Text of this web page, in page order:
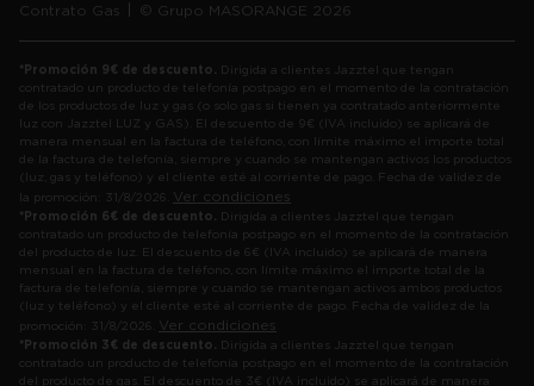
Contrato Gas
© Grupo MASORANGE 2026
*Promoción 9€ de descuento.
Dirigida a clientes Jazztel que tengan
contratado un producto de telefonía postpago en el momento de la contratación
de los productos de luz y gas (o solo gas si tienen ya contratado anteriormente
luz con Jazztel LUZ y GAS). El descuento de 9€ (IVA incluido) se aplicará de
manera mensual en la factura de teléfono, con límite máximo el importe total
de la factura de telefonía, siempre y cuando se mantengan activos los productos
(luz, gas y teléfono) y el cliente esté al corriente de pago. Fecha de validez de
la promoción: 31/8/2026. Ver condiciones
*Promoción 6€ de descuento.
Dirigida a clientes Jazztel que tengan
contratado un producto de telefonía postpago en el momento de la contratación
del producto de luz. El descuento de 6€ (IVA incluido) se aplicará de manera
mensual en la factura de teléfono, con límite máximo el importe total de la
factura de telefonía, siempre y cuando se mantengan activos ambos productos
(luz y teléfono) y el cliente esté al corriente de pago. Fecha de validez de la
promoción: 31/8/2026. Ver condiciones
*Promoción 3€ de descuento.
Dirigida a clientes Jazztel que tengan
contratado un producto de telefonía postpago en el momento de la contratación
del producto de gas. El descuento de 3€ (IVA incluido) se aplicará de manera